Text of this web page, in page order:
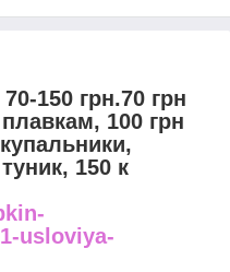
150 грн.70 грн
100 грн
150 к
usloviya-